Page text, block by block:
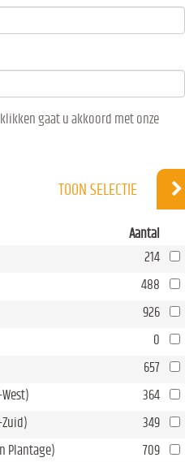
gaat u akkoord met onze
TOON SELECTIE
Aantal
214
488
926
0
657
364
349
Plantage)
709